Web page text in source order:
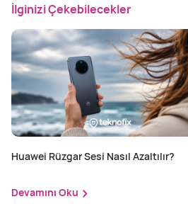
İlginizi Çekebilecekler
Huawei Rüzgar Sesi Nasıl Azaltılır?
Devamını Oku